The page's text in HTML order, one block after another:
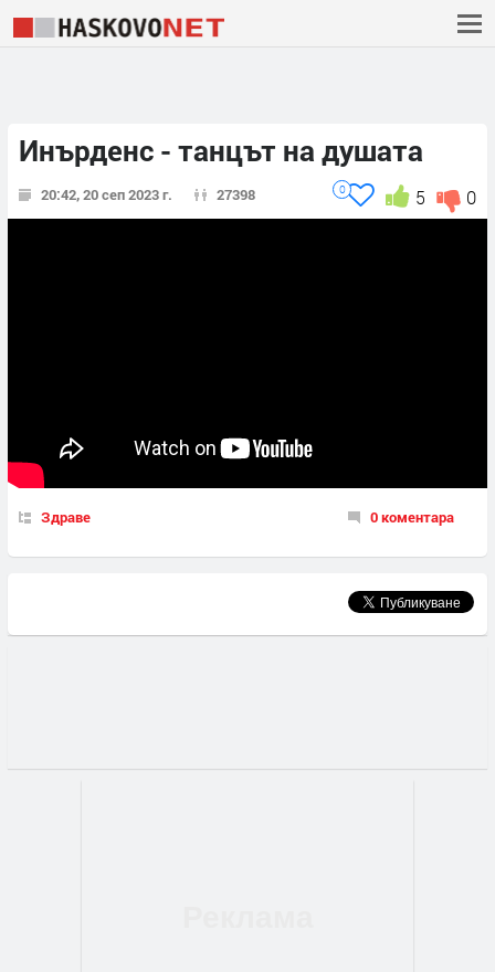
Инърденс - танцът на душата
20:42, 20 сеп 2023 г. 27398 0
5
0
Здраве 0 коментара